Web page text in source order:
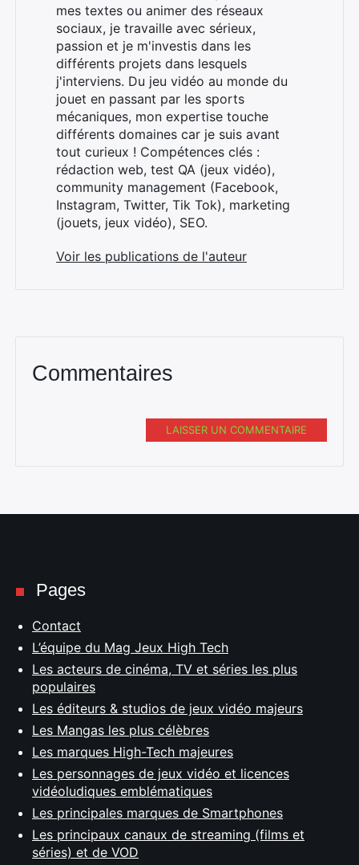
mes textes ou animer des réseaux
sociaux, je travaille avec sérieux,
passion et je m'investis dans les
différents projets dans lesquels
j'interviens. Du jeu vidéo au monde du
jouet en passant par les sports
mécaniques, mon expertise touche
différents domaines car je suis avant
tout curieux ! Compétences clés :
rédaction web, test QA (jeux vidéo),
community management (Facebook,
Instagram, Twitter, Tik Tok), marketing
(jouets, jeux vidéo), SEO.
Voir les publications de l'auteur
Commentaires
LAISSER UN COMMENTAIRE
Pages
Contact
L’équipe du Mag Jeux High Tech
Les acteurs de cinéma, TV et séries les plus
populaires
Les éditeurs & studios de jeux vidéo majeurs
Les Mangas les plus célèbres
Les marques High-Tech majeures
Les personnages de jeux vidéo et licences
vidéoludiques emblématiques
Les principales marques de Smartphones
Les principaux canaux de streaming (films et
séries) et de VOD
Rechercher
: